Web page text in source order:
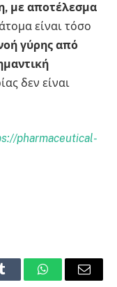
με αποτέλεσμα
είναι τόσο
γύρης από
δεν είναι
pharmaceutical-
Tumblr WhatsAppEmail